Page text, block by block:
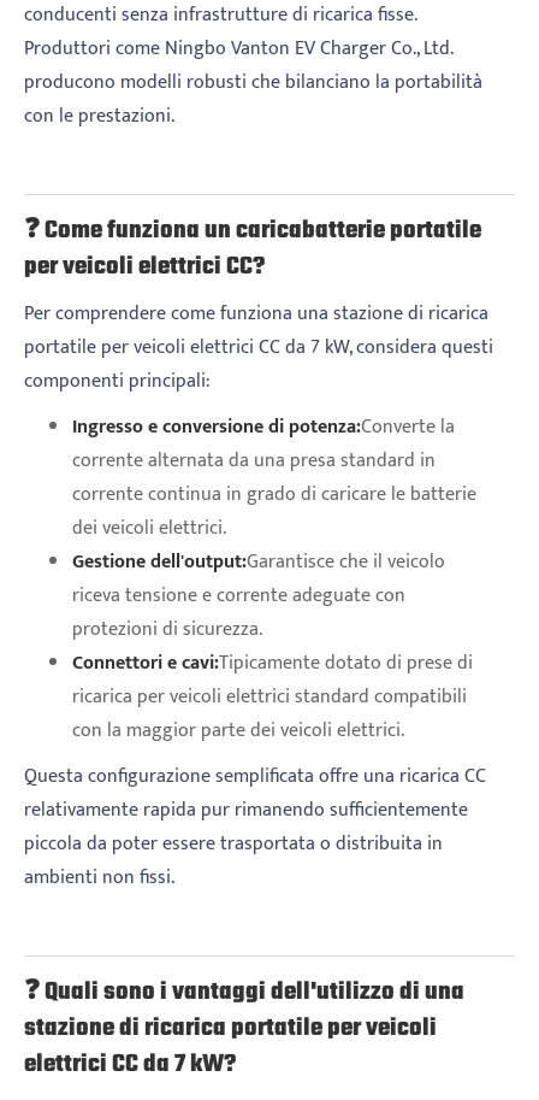
conducenti senza infrastrutture di ricarica fisse.
Produttori come Ningbo Vanton EV Charger Co., Ltd.
producono modelli robusti che bilanciano la portabilità
con le prestazioni.
❓ Come funziona un caricabatterie portatile
per veicoli elettrici CC?
Per comprendere come funziona una stazione di ricarica
portatile per veicoli elettrici CC da 7 kW, considera questi
componenti principali:
Ingresso e conversione di potenza:Converte la
corrente alternata da una presa standard in
corrente continua in grado di caricare le batterie
dei veicoli elettrici.
Gestione dell'output:Garantisce che il veicolo
riceva tensione e corrente adeguate con
protezioni di sicurezza.
Connettori e cavi:Tipicamente dotato di prese di
ricarica per veicoli elettrici standard compatibili
con la maggior parte dei veicoli elettrici.
Questa configurazione semplificata offre una ricarica CC
relativamente rapida pur rimanendo sufficientemente
piccola da poter essere trasportata o distribuita in
ambienti non fissi.
❓ Quali sono i vantaggi dell'utilizzo di una
stazione di ricarica portatile per veicoli
elettrici CC da 7 kW?